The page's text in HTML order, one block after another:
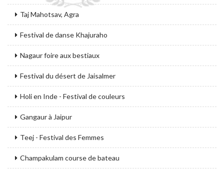
Taj Mahotsav, Agra
Festival de danse Khajuraho
Nagaur foire aux bestiaux
Festival du désert de Jaisalmer
Holi en Inde - Festival de couleurs
Gangaur à Jaipur
Teej - Festival des Femmes
Champakulam course de bateau